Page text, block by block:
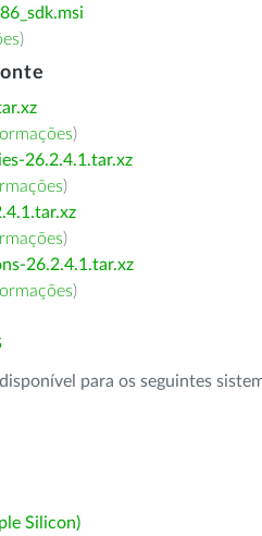
)
)
26.2.4.1.tar.xz
)
)
26.2.4.1.tar.xz
)
para os seguintes
Silicon)